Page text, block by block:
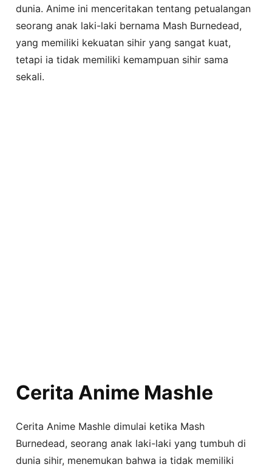
dunia. Anime ini menceritakan tentang petualangan
seorang anak laki-laki bernama Mash Burnedead,
yang memiliki kekuatan sihir yang sangat kuat,
tetapi ia tidak memiliki kemampuan sihir sama
sekali.
Cerita Anime Mashle
Cerita Anime Mashle dimulai ketika Mash
Burnedead, seorang anak laki-laki yang tumbuh di
dunia sihir, menemukan bahwa ia tidak memiliki